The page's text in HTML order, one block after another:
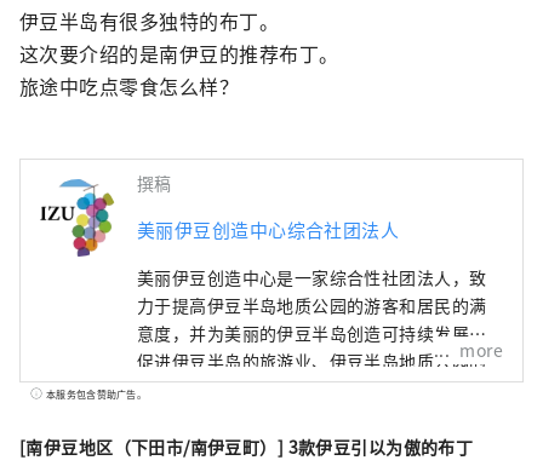
伊豆半岛有很多独特的布丁。
这次要介绍的是南伊豆的推荐布丁。
旅途中吃点零食怎么样？
撰稿
美丽伊豆创造中心综合社团法人
美丽伊豆创造中心是一家综合性社团法人，致
力于提高伊豆半岛地质公园的游客和居民的满
意度，并为美丽的伊豆半岛创造可持续发展。
促进伊豆半岛的旅游业、伊豆半岛地质公园的
保护、教育和可持续发展。我们还致力于通过
more
本服务包含赞助广告。
[南伊豆地区（下田市/南伊豆町）] 3款伊豆引以为傲的布丁